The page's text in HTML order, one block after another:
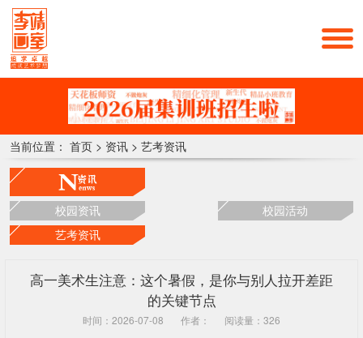
当前位置： 首页 > 资讯 > 艺考资讯
校园资讯
校园活动
艺考资讯
高一美术生注意：这个暑假，是你与别人拉开差距
的关键节点
时间：2026-07-08 作者： 阅读量：326